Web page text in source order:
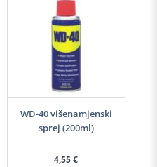
WD-40 višenamjenski
sprej (200ml)
4,55€